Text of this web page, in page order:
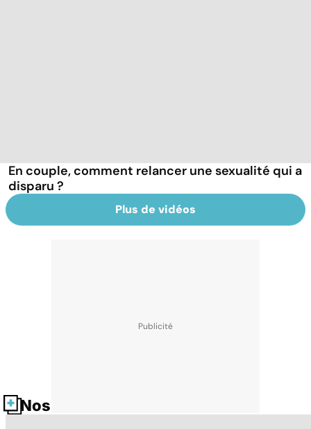
En couple, comment relancer une sexualité qui a
disparu ?
Plus de vidéos
Nos fiches santé